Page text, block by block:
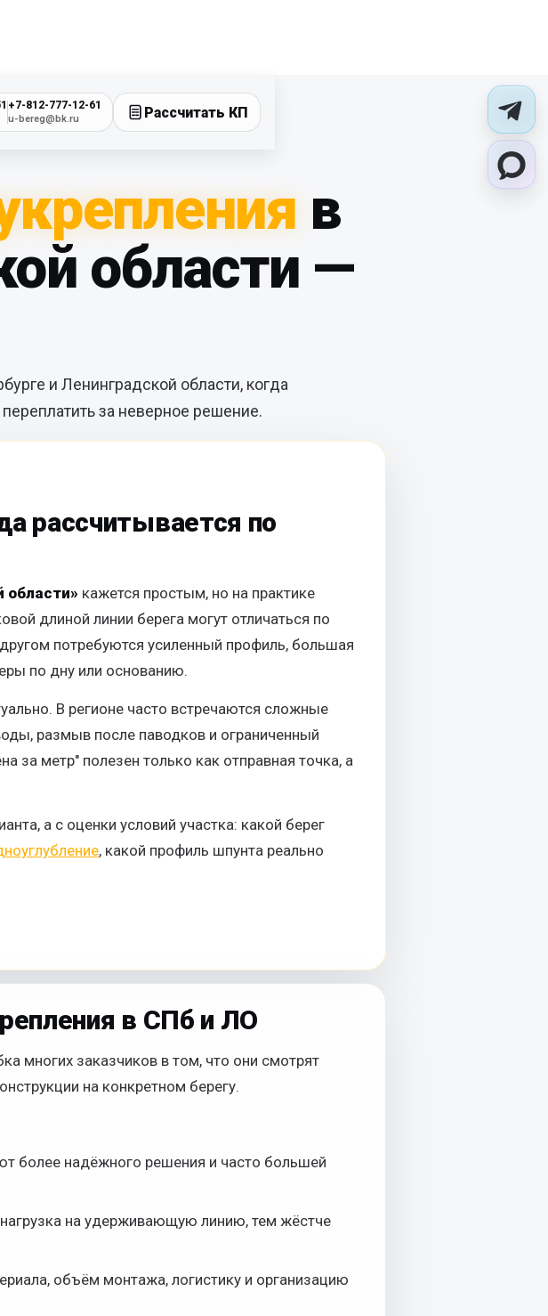
+7-812-777-12-61
u-bereg@bk.ru Рассчитать КП
в
области —
и Ленинградской области, когда
за неверное решение.
рассчитывается по
области» кажется простым, но на практике
длиной линии берега могут отличаться по
потребуются усиленный профиль, большая
по дну или основанию.
В регионе часто встречаются сложные
размыв после паводков и ограниченный
за метр" полезен только как отправная точка, а
а с оценки условий участка: какой берег
, какой профиль шпунта реально
в СПб и ЛО
многих заказчиков в том, что они смотрят
на конкретном берегу.
более надёжного решения и часто большей
на удерживающую линию, тем жёстче
объём монтажа, логистику и организацию